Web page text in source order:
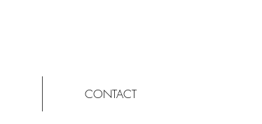
CONTACT